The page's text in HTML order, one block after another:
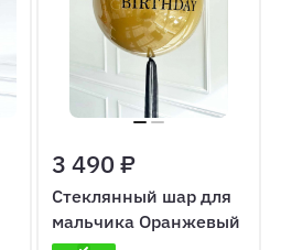
3 490 ₽
Стеклянный шар для
мальчика Оранжевый